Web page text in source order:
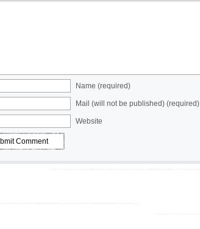
Name (required)
Mail (will not be published) (required)
Website